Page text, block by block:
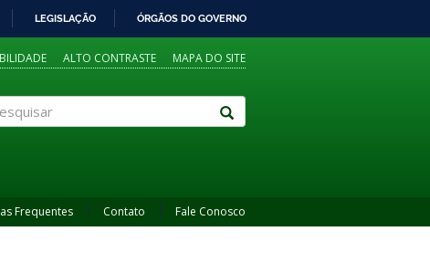
LEGISLAÇÃO ÓRGÃOS DO GOVERNO
ALTO CONTRASTE MAPA DO SITE
Frequentes Contato Fale Conosco